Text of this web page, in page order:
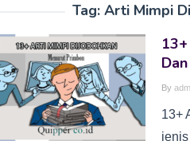
Tag: Arti Mimpi
By
13+